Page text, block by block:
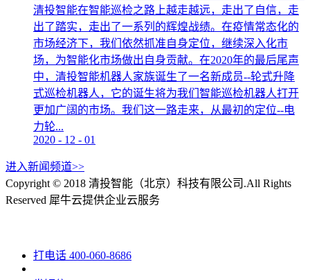
清投智能在智能巡检之路上越走越远，走出了自信，走
出了踏实，走出了一系列的辉煌战绩。在疫情常态化的
市场经济下，我们依然抓准自身定位，继续深入化市
场，为智能化市场做出自身贡献。在2020年的最后尾声
中，清投智能机器人家族诞生了一名新成员--轮式升降
式巡检机器人，它的诞生将为我们智能巡检机器人打开
更加广阔的市场。我们这一路走来，从最初的定位--电
力轮...
2020 - 12 - 01
进入新闻频道>>
Copyright © 2018 清投智能（北京）科技有限公司.All Rights
Reserved 犀牛云提供企业云服务
打电话 400-060-8686